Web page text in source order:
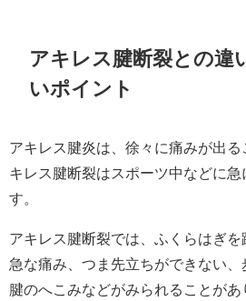
アキレス腱断裂との違
いポイント
アキレス腱炎は、徐々に痛みが出
キレス腱断裂はスポーツ中などに急
す。
アキレス腱断裂では、ふくらはぎを
急な痛み、つま先立ちができない、
腱のへこみなどがみられることがあ